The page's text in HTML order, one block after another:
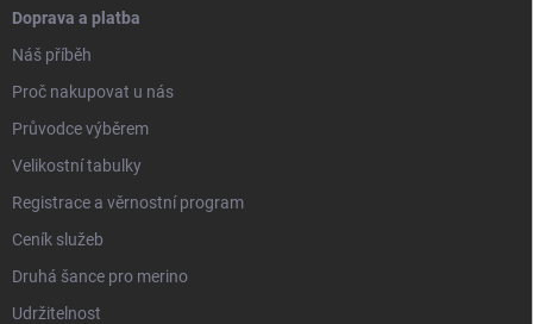
Doprava a platba
Náš příběh
Proč nakupovat u nás
Průvodce výběrem
Velikostní tabulky
Registrace a věrnostní program
Ceník služeb
Druhá šance pro merino
Udržitelnost